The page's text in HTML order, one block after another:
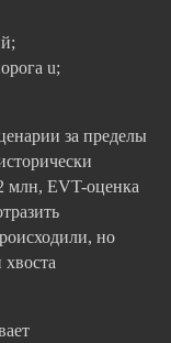
u;
за пределы
млн, EVT-оценка
но